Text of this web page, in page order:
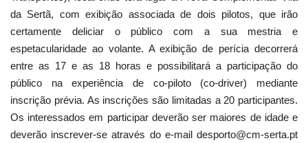
da Sertã, com exibição associada de dois pilotos, que irão
certamente deliciar o público com a sua mestria e
espetacularidade ao volante. A exibição de perícia decorrerá
entre as 17 e as 18 horas e possibilitará a participação do
público na experiência de co-piloto (co-driver) mediante
inscrição prévia. As inscrições são limitadas a 20 participantes.
Os interessados em participar deverão ser maiores de idade e
deverão inscrever-se através do e-mail desporto@cm-serta.pt